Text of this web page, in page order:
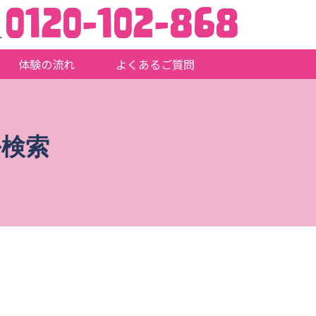
体験の流れ よくあるご質問
索